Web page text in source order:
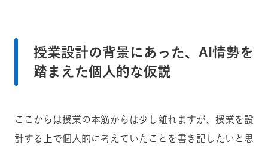
授業設計の背景にあった、AI情勢を
踏まえた個人的な仮説
ここからは授業の本筋からは少し離れますが、授業を設
計する上で個人的に考えていたことを書き記したいと思